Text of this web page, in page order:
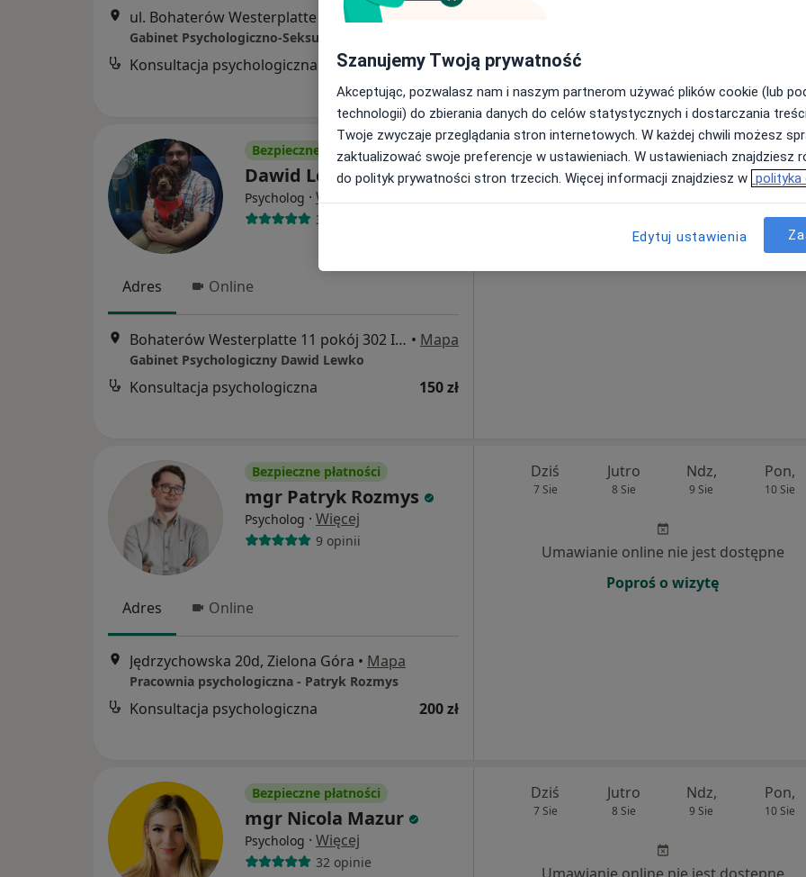
Konsultacja psychologiczna (pierwsza wizyta) 220 zł
Bezpieczne płatności
Dawid Lewko
Psycholog · Więcej
32 opinie
Adres Online
Bohaterów Westerplatte 11 pokój 302 III piętro, Zielona Góra • Mapa
Gabinet Psychologiczny Dawid Lewko
Konsultacja psychologiczna 150 zł
Dziś Jutro Ndz, Pon,
10 Sie
Umawianie online nie jest dostępne
Bezpieczne płatności
mgr Patryk Rozmys
Psycholog · Więcej
9 opinii
Adres Online
Jędrzychowska 20d, Zielona Góra • Mapa
Pracownia psychologiczna - Patryk Rozmys
Konsultacja psychologiczna 200 zł
Dziś
7 Sie
Jutro
8 Sie
Ndz,
9 Sie
Pon,
10 Sie
Umawianie online nie jest dostępne
Poproś o wizytę
Bezpieczne płatności
mgr Nicola Mazur
Psycholog · Więcej
32 opinie
Dziś
7 Sie
Jutro
8 Sie
Ndz,
9 Sie
Pon,
10 Sie
Szanujemy Twoją prywatność
Akceptując, pozwalasz nam i naszym partnerom używać plików cookie (lub
technologii) do zbierania danych do celów statystycznych i dostarczania
Twoje zwyczaje przeglądania stron internetowych. W każdej chwili możesz
zaktualizować swoje preferencje w ustawieniach. W ustawieniach znajdziesz
do polityk prywatności stron trzecich. Więcej informacji znajdziesz w polityka
Edytuj ustawienia